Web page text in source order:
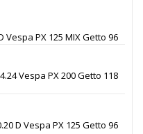
PX 125 MIX Getto 96
Vespa PX 200 Getto 118
D Vespa PX 125 Getto 96